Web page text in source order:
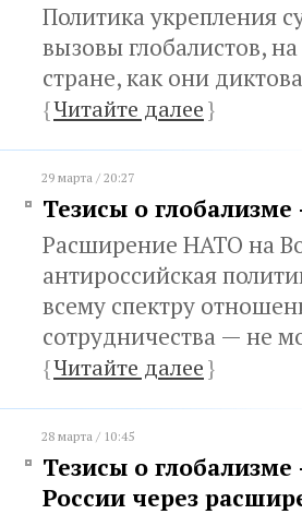
Политика укрепления
вызовы глобалистов,
стране, как они
{Читайте далее}
29 марта / 20:27
Тезисы о глобализме
Расширение НАТО на
антироссийская
всему спектру
сотрудничества — не
{Читайте далее}
28 марта / 10:45
Тезисы о
России через